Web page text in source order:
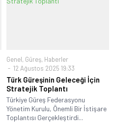
Genel, Güreş, Haberler
12 Ağustos 2025 19:33
Türk Güreşinin Geleceği İçin
Stratejik Toplantı
Türkiye Güreş Federasyonu
Yönetim Kurulu, Önemli Bir İstişare
Toplantısı Gerçekleştirdi...